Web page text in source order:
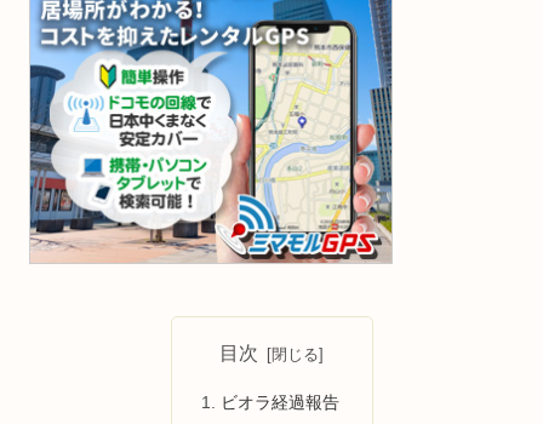
目次
ビオラ経過報告